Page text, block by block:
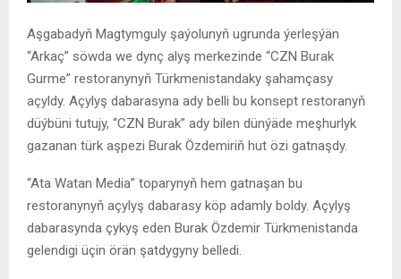
Aşgabadyň Magtymguly şaýolunyň ugrunda ýerleşýän
“Arkaç” söwda we dynç alyş merkezinde “CZN Burak
Gurme” restoranynyň Türkmenistandaky şahamçasy
açyldy. Açylyş dabarasyna ady belli bu konsept restoranyň
düýbüni tutujy, “CZN Burak” ady bilen dünýäde meşhurlyk
gazanan türk aşpezi Burak Özdemiriň hut özi gatnaşdy.
“Ata Watan Media” toparynyň hem gatnaşan bu
restoranynyň açylyş dabarasy köp adamly boldy. Açylyş
dabarasynda çykyş eden Burak Özdemir Türkmenistanda
gelendigi üçin örän şatdygyny belledi.